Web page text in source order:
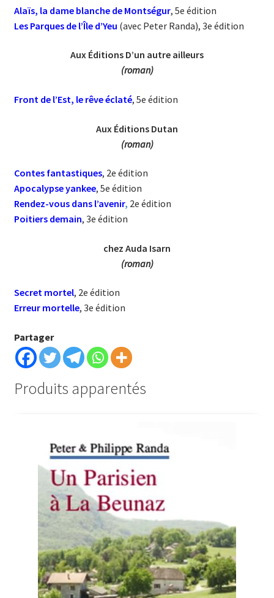
Alaïs, la dame blanche de Montségur, 5e édition
Les Parques de l’Île d’Yeu (avec Peter Randa), 3e édition
Aux Éditions D’un autre ailleurs
(roman)
Front de l’Est, le rêve éclaté, 5e édition
Aux Éditions Dutan
(roman)
Contes fantastiques, 2e édition
Apocalypse yankee, 5e édition
Rendez-vous dans l’avenir, 2e édition
Poitiers demain, 3e édition
chez Auda Isarn
(roman)
Secret mortel, 2e édition
Erreur mortelle, 3e édition
Partager
Produits apparentés